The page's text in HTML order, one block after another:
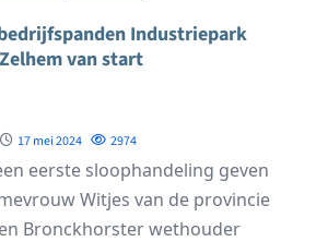
Industriepark
Zelhem van start
17 mei 2024 2974
eerste sloophandeling geven
Witjes van de provincie
Bronckhorster wethouder